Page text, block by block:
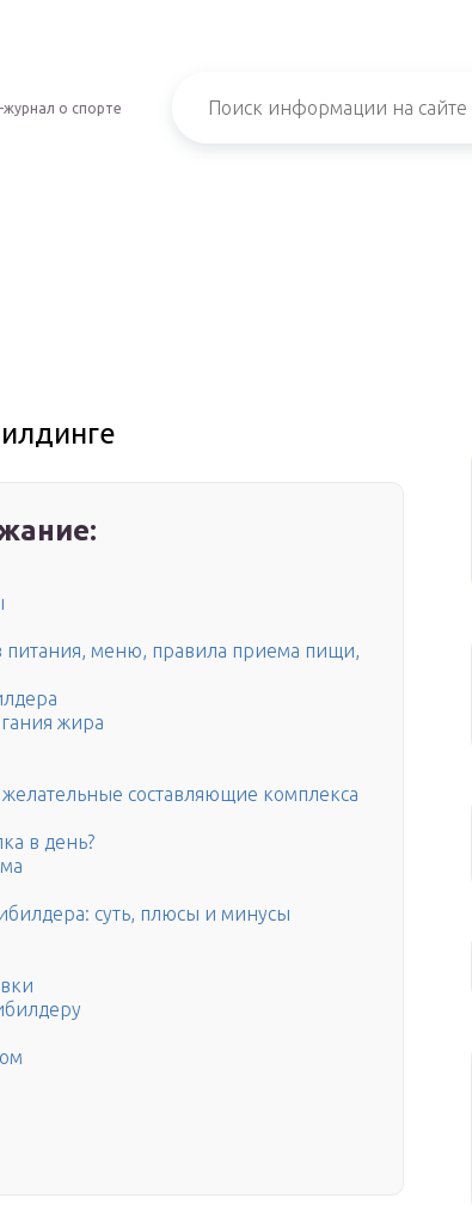
о спорте
питания, меню, правила приема пищи,
жира
составляющие комплекса
в день?
суть, плюсы и минусы